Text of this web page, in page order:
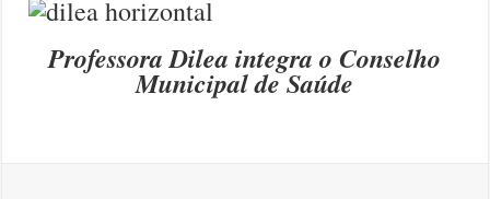
Professora Dilea integra o Conselho
Municipal de Saúde